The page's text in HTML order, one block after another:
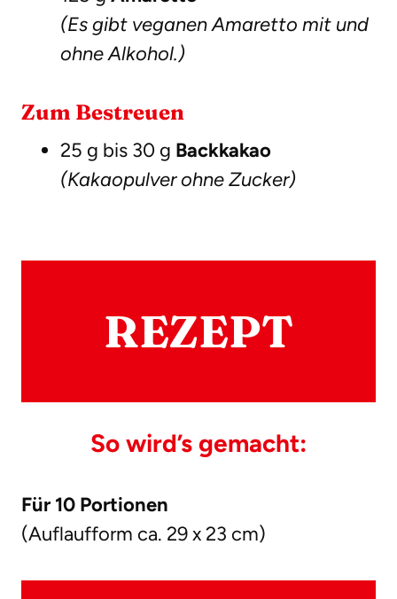
(Es gibt veganen Amaretto mit und
ohne Alkohol.)
Zum Bestreuen
25 g bis 30 g Backkakao
(Kakaopulver ohne Zucker)
REZEPT
So wird’s gemacht:
Für 10 Portionen
(Auflaufform ca. 29 x 23 cm)